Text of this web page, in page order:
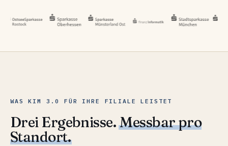
WAS KIM 3.0 FÜR IHRE FILIALE LEISTET
Drei Ergebnisse.Messbar pro
Standort.